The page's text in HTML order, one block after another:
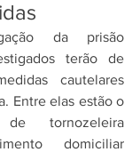
da prisão
terão de
cautelares
Entre elas estão o
tornozeleira
domiciliar